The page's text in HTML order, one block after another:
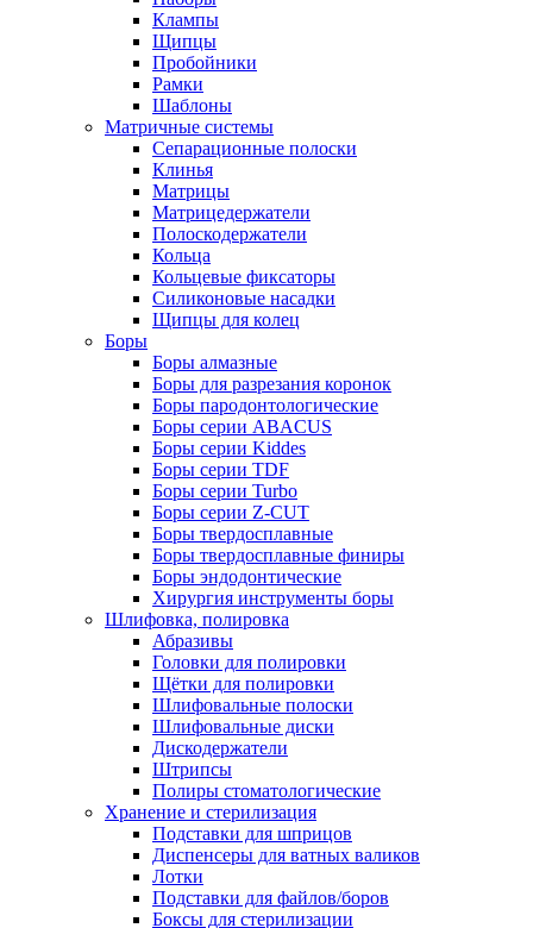
Клампы
Щипцы
Пробойники
Рамки
Шаблоны
Матричные системы
Сепарационные полоски
Клинья
Матрицы
Матрицедержатели
Полоскодержатели
Кольца
Кольцевые фиксаторы
Силиконовые насадки
Щипцы для колец
Боры
Боры алмазные
Боры для разрезания коронок
Боры пародонтологические
Боры серии ABACUS
Боры серии Kiddes
Боры серии TDF
Боры серии Turbo
Боры серии Z-CUT
Боры твердосплавные
Боры твердосплавные финиры
Боры эндодонтические
Хирургия инструменты боры
Шлифовка, полировка
Абразивы
Головки для полировки
Щётки для полировки
Шлифовальные полоски
Шлифовальные диски
Дискодержатели
Штрипсы
Полиры стоматологические
Хранение и стерилизация
Подставки для шприцов
Диспенсеры для ватных валиков
Лотки
Подставки для файлов/боров
Боксы для стерилизации